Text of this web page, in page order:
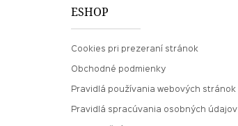
ESHOP
Cookies pri prezeraní stránok
Obchodné podmienky
Pravidlá používania webových stránok
Pravidlá spracúvania osobných údajov